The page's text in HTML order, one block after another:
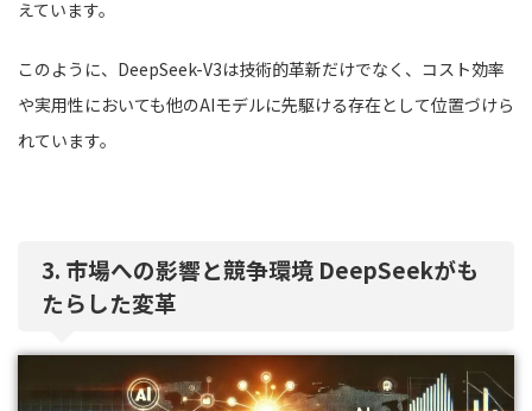
えています。
このように、DeepSeek-V3は技術的革新だけでなく、コスト効率
や実用性においても他のAIモデルに先駆ける存在として位置づけら
れています。
3. 市場への影響と競争環境 DeepSeekがも
たらした変革